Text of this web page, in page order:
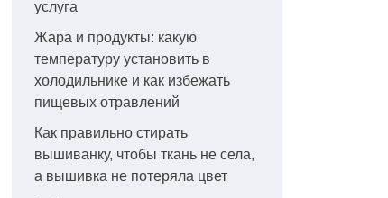
услуга
Жара и продукты: какую
температуру установить в
холодильнике и как избежать
пищевых отравлений
Как правильно стирать
вышиванку, чтобы ткань не села,
а вышивка не потеряла цвет